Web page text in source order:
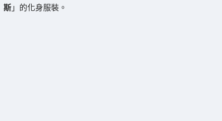
斯」的化身服裝。